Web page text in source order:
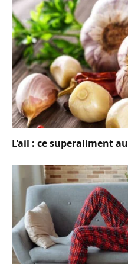
L’ail : ce superaliment